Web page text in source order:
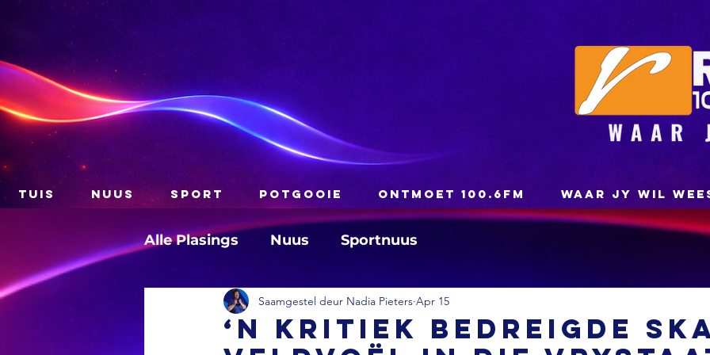
TUIS NUUS SPORT POTGOOIE ONTMOET 100.6FM WAAR JY WIL
Alle Plasings Nuus Sportnuus
‘n Kritiek bedreigde
Saamgestel deur Nadia Pieters Apr 15